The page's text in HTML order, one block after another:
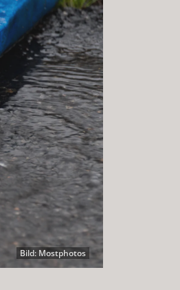
Bild: Mostphotos